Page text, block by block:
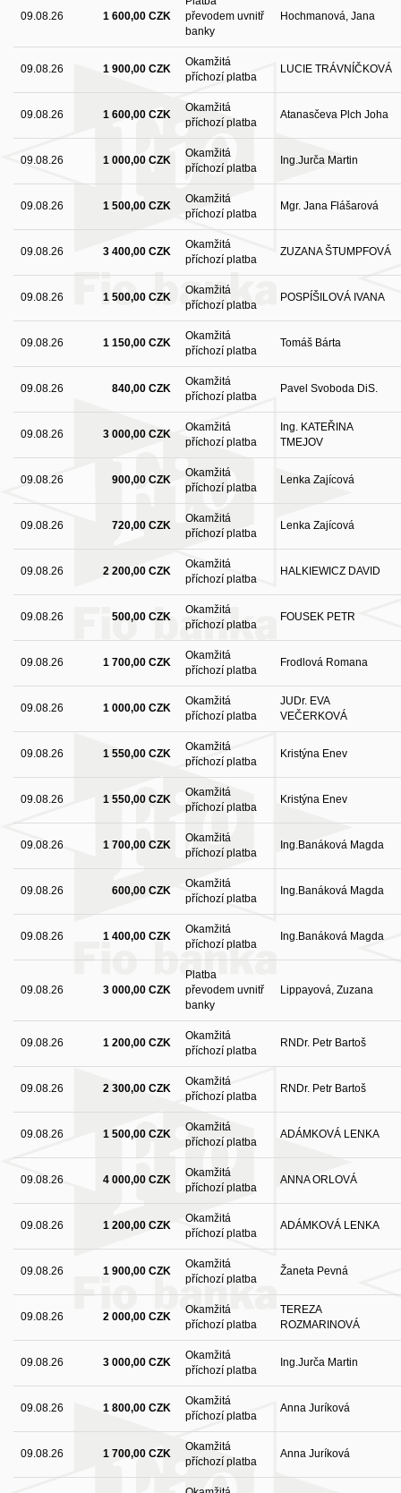
09.08.26 1 600,00 CZK
převodem uvnitř
banky
Hochmanová, Jana
09.08.26 1 900,00 CZK
Okamžitá
příchozí platba
LUCIE TRÁVNÍČKOVÁ
09.08.26 1 600,00 CZK
Okamžitá
příchozí platba
Atanasčeva Plch Joha
09.08.26 1 000,00 CZK
Okamžitá
příchozí platba
Ing.Jurča Martin
09.08.26 1 500,00 CZK
Okamžitá
příchozí platba
Mgr. Jana Flášarová
09.08.26 3 400,00 CZK
Okamžitá
příchozí platba
ZUZANA ŠTUMPFOVÁ
09.08.26 1 500,00 CZK
Okamžitá
příchozí platba
POSPÍŠILOVÁ IVANA
09.08.26 1 150,00 CZK
Okamžitá
příchozí platba
Tomáš Bárta
09.08.26 840,00 CZK
Okamžitá
příchozí platba
Pavel Svoboda DiS.
09.08.26 3 000,00 CZK
Okamžitá
příchozí platba
Ing. KATEŘINA
TMEJOV
09.08.26 900,00 CZK
Okamžitá
příchozí platba
Lenka Zajícová
09.08.26 720,00 CZK
Okamžitá
příchozí platba
Lenka Zajícová
09.08.26 2 200,00 CZK
Okamžitá
příchozí platba
HALKIEWICZ DAVID
09.08.26 500,00 CZK
Okamžitá
příchozí platba
FOUSEK PETR
09.08.26 1 700,00 CZK
Okamžitá
příchozí platba
Frodlová Romana
09.08.26 1 000,00 CZK
Okamžitá
příchozí platba
JUDr. EVA
VEČERKOVÁ
09.08.26 1 550,00 CZK
Okamžitá
příchozí platba
Kristýna Enev
09.08.26 1 550,00 CZK
Okamžitá
příchozí platba
Kristýna Enev
09.08.26 1 700,00 CZK
Okamžitá
příchozí platba
Ing.Banáková Magda
09.08.26 600,00 CZK
Okamžitá
příchozí platba
Ing.Banáková Magda
09.08.26 1 400,00 CZK
Okamžitá
příchozí platba
Ing.Banáková Magda
09.08.26 3 000,00 CZK
Platba
převodem uvnitř
banky
Lippayová, Zuzana
09.08.26 1 200,00 CZK
Okamžitá
příchozí platba
RNDr. Petr Bartoš
09.08.26 2 300,00 CZK
Okamžitá
příchozí platba
RNDr. Petr Bartoš
09.08.26 1 500,00 CZK
Okamžitá
příchozí platba
ADÁMKOVÁ LENKA
09.08.26 4 000,00 CZK
Okamžitá
příchozí platba
ANNA ORLOVÁ
09.08.26 1 200,00 CZK
Okamžitá
příchozí platba
ADÁMKOVÁ LENKA
09.08.26 1 900,00 CZK
Okamžitá
příchozí platba
Žaneta Pevná
09.08.26 2 000,00 CZK
Okamžitá
příchozí platba
TEREZA
ROZMARINOVÁ
09.08.26 3 000,00 CZK
Okamžitá
příchozí platba
Ing.Jurča Martin
09.08.26 1 800,00 CZK
Okamžitá
příchozí platba
Anna Juríková
09.08.26 1 700,00 CZK
Okamžitá
příchozí platba
Anna Juríková